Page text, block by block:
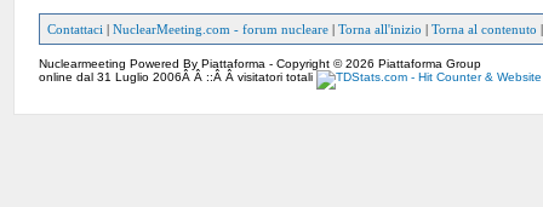
Contattaci |NuclearMeeting.com - forum nucleare |Torna all'inizio |Torna al contenuto
Nuclearmeeting Powered By Piattaforma - Copyright © 2026 Piattaforma Group
online dal 31 Luglio 2006Â Â ::Â Â visitatori totali